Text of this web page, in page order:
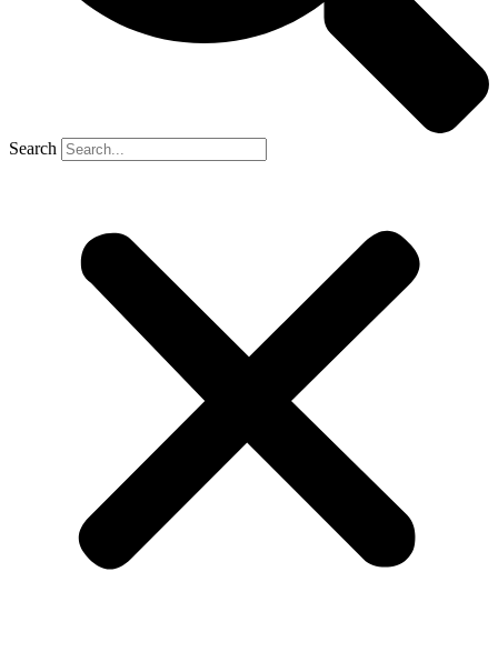
Search